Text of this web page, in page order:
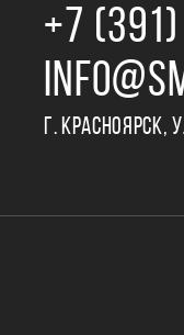
+7
Г. КРАСНОЯРСК,